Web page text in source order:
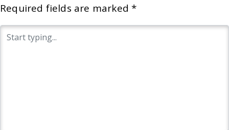
Required fields are marked *